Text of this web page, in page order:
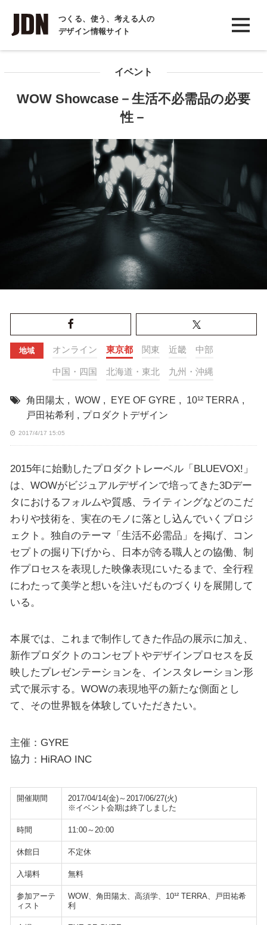
つくる、使う、考える人の
デザイン情報サイト
INTERVIEW
インタビュー
イベント
WOW Showcase－生活不必需品の必要
性－
地域 オンライン 東京都 関東 近畿 中部
中国・四国 北海道・東北 九州・沖縄
角田陽太 , WOW , EYE OF GYRE , 10¹² TERRA ,
戸田祐希利 , プロダクトデザイン
2017/4/17 15:05
2015年に始動したプロダクトレーベル「BLUEVOX!」
は、WOWがビジュアルデザインで培ってきた3Dデー
タにおけるフォルムや質感、ライティングなどのこだ
わりや技術を、実在のモノに落とし込んでいくプロジ
ェクト。独自のテーマ「生活不必需品」を掲げ、コン
セプトの掘り下げから、日本が誇る職人との協働、制
作プロセスを表現した映像表現にいたるまで、全行程
にわたって美学と想いを注いだものづくりを展開して
いる。
本展では、これまで制作してきた作品の展示に加え、
新作プロダクトのコンセプトやデザインプロセスを反
映したプレゼンテーションを、インスタレーション形
式で展示する。WOWの表現地平の新たな側面とし
て、その世界観を体験していただきたい。
主催：GYRE
協力：HiRAO INC
開催期間
2017/04/14(金)～2017/06/27(火)
※イベント会期は終了しました
時間 11:00～20:00
休館日 不定休
入場料 無料
参加アーテ
ィスト
WOW、角田陽太、高須学、10¹² TERRA、戸田祐希
利